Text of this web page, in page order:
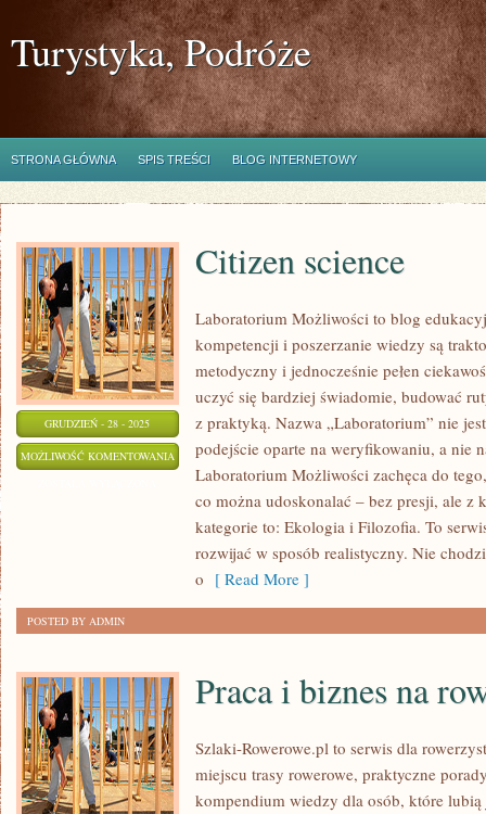
Turystyka, Podróże
STRONA GŁÓWNA SPIS TREŚCI BLOG INTERNETOWY
GRUDZIEŃ - 28 - 2025
MOŻLIWOŚĆ KOMENTOWANIA CITIZEN
SCIENCE
Citizen science
Laboratorium Możliwości to blog
kompetencji i poszerzanie wiedzy są
metodyczny i jednocześnie pełen
uczyć się bardziej świadomie, budować
z praktyką. Nazwa „Laboratorium” nie
podejście oparte na weryfikowaniu, a nie
Laboratorium Możliwości zachęca do
co można udoskonalać – bez presji, ale z
kategorie to: Ekologia i Filozofia. To
rozwijać w sposób realistyczny. Nie
o [ Read More ]
POSTED BY ADMIN
Praca i biznes na
Szlaki-Rowerowe.pl to serwis dla
miejscu trasy rowerowe, praktyczne
kompendium wiedzy dla osób, które